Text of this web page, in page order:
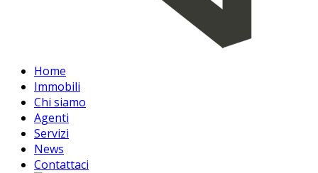
Home
Immobili
Chi siamo
Agenti
Servizi
News
Contattaci